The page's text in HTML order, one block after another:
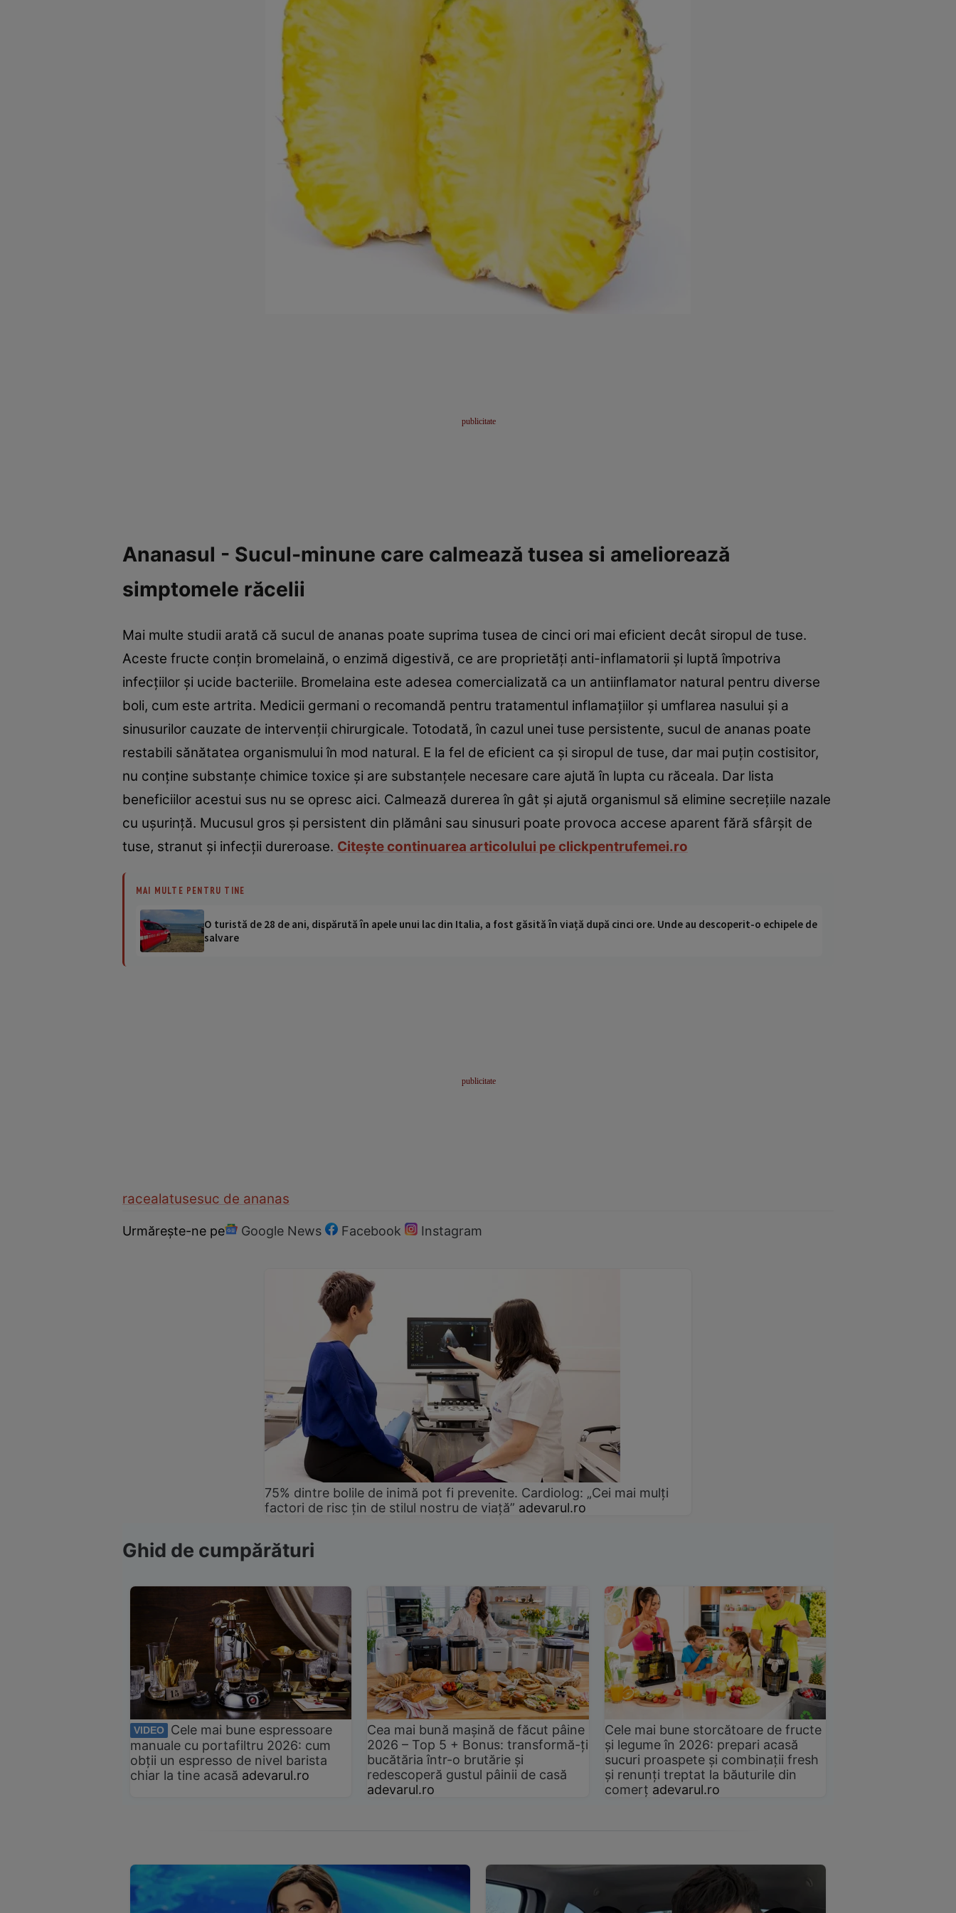
Ananasul - Sucul-minune care calmează tusea si ameliorează
simptomele răcelii
Mai multe studii arată că sucul de ananas poate suprima tusea de cinci ori mai eficient decât siropul de tuse.
Aceste fructe conţin bromelaină, o enzimă digestivă, ce are proprietăţi anti-inflamatorii şi luptă împotriva
infecţiilor şi ucide bacteriile. Bromelaina este adesea comercializată ca un antiinflamator natural pentru diverse
boli, cum este artrita. Medicii germani o recomandă pentru tratamentul inflamaţiilor şi umflarea nasului şi a
sinusurilor cauzate de intervenţii chirurgicale. Totodată, în cazul unei tuse persistente, sucul de ananas poate
restabili sănătatea organismului în mod natural. E la fel de eficient ca şi siropul de tuse, dar mai puţin costisitor,
nu conţine substanţe chimice toxice şi are substanţele necesare care ajută în lupta cu răceala. Dar lista
beneficiilor acestui sus nu se opresc aici. Calmează durerea în gât şi ajută organismul să elimine secreţiile nazale
cu uşurinţă. Mucusul gros şi persistent din plămâni sau sinusuri poate provoca accese aparent fără sfârşit de
tuse, stranut şi infecţii dureroase. Citeşte continuarea articolului pe clickpentrufemei.ro
MAI MULTE PENTRU TINE
O turistă de 28 de ani, dispărută în apele unui lac din Italia, a fost găsită în viață după cinci ore. Unde au descoperit-o echipele de
salvare
racealatusesuc de ananas
Urmărește-ne pe Google News Facebook Instagram
75% dintre bolile de inimă pot fi prevenite. Cardiolog: „Cei mai mulți
factori de risc țin de stilul nostru de viață” adevarul.ro
Ghid de cumpărături
VIDEO
Cele mai bune espressoare
manuale cu portafiltru 2026: cum
obții un espresso de nivel barista
chiar la tine acasă adevarul.ro
Cea mai bună mașină de făcut pâine
2026 – Top 5 + Bonus: transformă-ți
bucătăria într-o brutărie și
redescoperă gustul pâinii de casă
adevarul.ro
Cele mai bune storcătoare de fructe
și legume în 2026: prepari acasă
sucuri proaspete și combinații fresh
și renunți treptat la băuturile din
comerț adevarul.ro